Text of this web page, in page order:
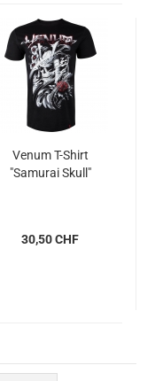
Venum T-Shirt
"Samurai Skull"
30,50 CHF